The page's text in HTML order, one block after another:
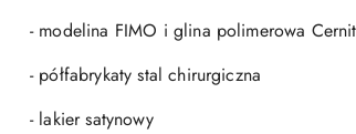
- modelina FIMO i glina polimerowa Cernit
- półfabrykaty stal chirurgiczna
- lakier satynowy